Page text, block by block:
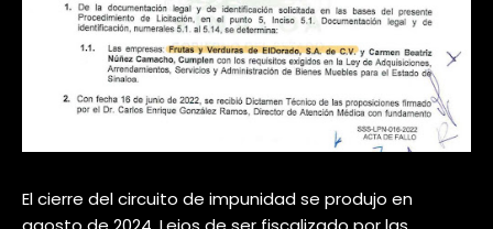
El cierre del circuito de impunidad se produjo en